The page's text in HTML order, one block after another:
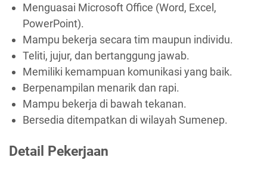
Menguasai Microsoft Office (Word, Excel,
PowerPoint).
Mampu bekerja secara tim maupun individu.
Teliti, jujur, dan bertanggung jawab.
Memiliki kemampuan komunikasi yang baik.
Berpenampilan menarik dan rapi.
Mampu bekerja di bawah tekanan.
Bersedia ditempatkan di wilayah Sumenep.
Detail Pekerjaan